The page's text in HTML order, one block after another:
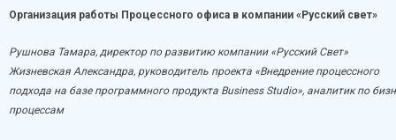
Организация работы Процессного офиса в компании «Русский свет»
Рушнова Тамара, директор по развитию компании «Русский Свет»
Жизневская Александра, руководитель проекта «Внедрение процессного
подхода на базе программного продукта Business Studio», аналитик по
процессам